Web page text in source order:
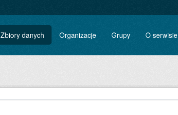
Zbiory danych Organizacje Grupy O serwisie